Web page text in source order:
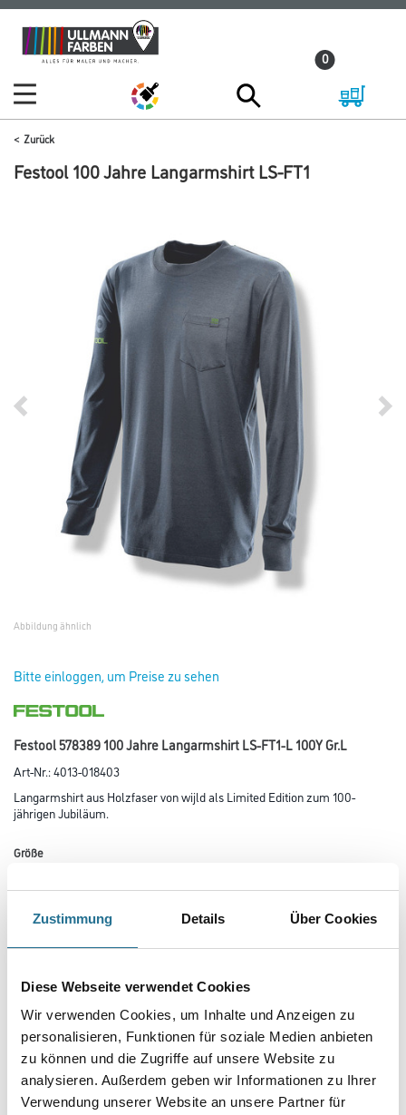
Zustimmung Details Über Cookies
Diese Webseite verwendet Cookies
Wir verwenden Cookies, um Inhalte und Anzeigen zu
personalisieren, Funktionen für soziale Medien anbieten
zu können und die Zugriffe auf unsere Website zu
analysieren. Außerdem geben wir Informationen zu Ihrer
Verwendung unserer Website an unsere Partner für
Zum
Inhalt
Zum
Navigationsmenü
0
Zurück
Festool 100 Jahre Langarmshirt LS-FT1
Abbildung ähnlich
Bitte einloggen, um Preise zu sehen
Festool 578389 100 Jahre Langarmshirt LS-FT1-L 100Y Gr.L
Art-Nr.:4013-018403
Langarmshirt aus Holzfaser von wijld als Limited Edition zum 100-
jährigen Jubiläum.
Größe
Länge in Millimeter
Breite in millimeter
Höhe in millimeter